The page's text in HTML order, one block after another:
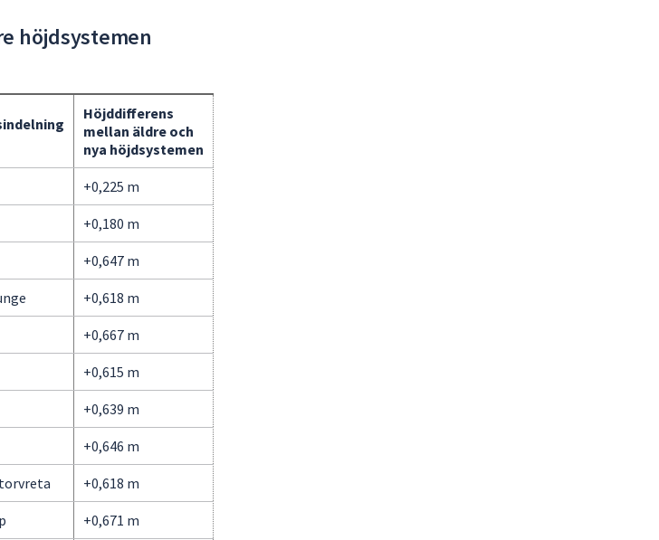
höjdsystemen
Höjddifferens
mellan äldre och
nya höjdsystemen
+0,225 m
+0,180 m
+0,647 m
+0,618 m
+0,667 m
+0,615 m
+0,639 m
+0,646 m
+0,618 m
+0,671 m